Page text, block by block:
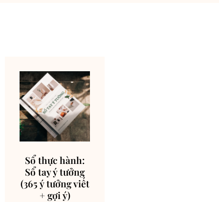
Sổ thực hành:
Sổ tay ý tưởng
(365 ý tưởng viết
+ gợi ý)